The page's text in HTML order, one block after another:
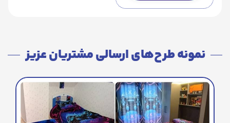
نمونه طرح‌های ارسالی مشتریان عزیز